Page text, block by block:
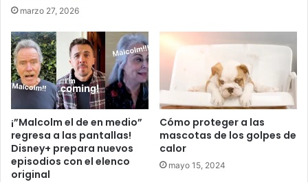
marzo 27, 2026
¡”Malcolm el de en medio”
regresa a las pantallas!
Disney+ prepara nuevos
episodios con el elenco
original
Cómo proteger a las
mascotas de los golpes de
calor
mayo 15, 2024